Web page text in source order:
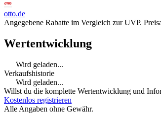
otto.de
Angegebene Rabatte im Vergleich zur UVP.
Wertentwicklung
Wird geladen...
Verkaufshistorie
Wird geladen...
Willst du die komplette Wertentwicklung und
Kostenlos registrieren
Alle Angaben ohne Gewähr.